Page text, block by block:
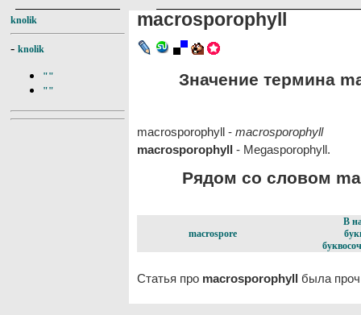
knolik
- knolik
""
""
macrosporophyll
Значение термина
macrosporophyll - macrosporophyll
macrosporophyll - Megasporophyll.
Рядом со словом
macrospore
В
Статья про macrosporophyll была